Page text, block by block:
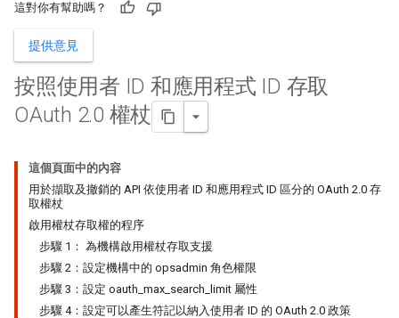
這對你有幫助嗎？
提供意見
按照使用者 ID 和應用程式 ID 存取
OAuth 2.0 權杖
這個頁面中的內容
用於擷取及撤銷的 API 依使用者 ID 和應用程式 ID 區分的 OAuth 2.0 存
取權杖
啟用權杖存取權的程序
步驟 1： 為機構啟用權杖存取支援
步驟 2：設定機構中的 opsadmin 角色權限
步驟 3：設定 oauth_max_search_limit 屬性
步驟 4：設定可以產生符記以納入使用者 ID 的 OAuth 2.0 政策